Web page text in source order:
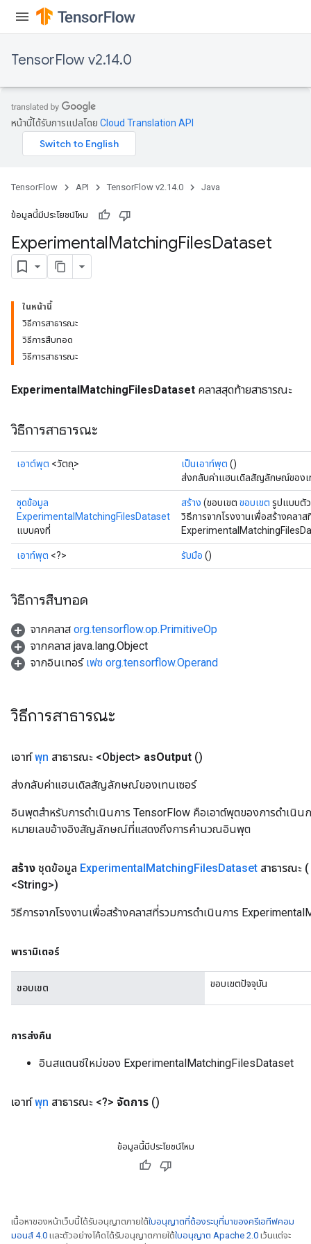
TensorFlow v2.14.0
หน้านี้ได้รับการแปลโดย Cloud Translation API
TensorFlow API TensorFlow v2.14.0 Java
ข้อมูลนี้มีประโยชน์ไหม
ExperimentalMatchingFilesDataset
ในหน้านี้
วิธีการสาธารณะ
วิธีการสืบทอด
วิธีการสาธารณะ
ExperimentalMatchingFilesDataset คลาสสุดท้ายสาธารณะ
วิธีการสาธารณะ
เอาต์พุต <วัตถุ> เป็นเอาท์พุต ()
ส่งกลับค่าแฮนเดิลสัญลักษณ์ของเ
ชุดข้อมูล
ExperimentalMatchingFilesDataset
แบบคงที่
สร้าง (ขอบเขต ขอบเขต รูปแบบตั
วิธีการจากโรงงานเพื่อสร้างคลาส
เอาท์พุต <?> รับมือ ()
วิธีการสืบทอด
จากคลาส org.tensorflow.op.PrimitiveOp
จากคลาส java.lang.Object
จากอินเทอร์ เฟซ org.tensorflow.Operand
วิธีการสาธารณะ
เอาท์พุท สาธารณะ <Object> asOutput ()
ส่งกลับค่าแฮนเดิลสัญลักษณ์ของเทนเซอร์
อินพุตสำหรับการดำเนินการ TensorFlow คือเอาต์พุตของการดำเนิน
หมายเลขอ้างอิงสัญลักษณ์ที่แสดงถึงการคำนวณอินพุต
สร้าง ชุดข้อมูล ExperimentalMatchingFilesDataset สาธารณะ (
<String>)
วิธีการจากโรงงานเพื่อสร้างคลาสที่รวมการดำเนินการ
พารามิเตอร์
ขอบเขต ขอบเขตปัจจุบัน
การส่งคืน
อินสแตนซ์ใหม่ของ ExperimentalMatchingFilesDataset
เอาท์พุท สาธารณะ <?> จัดการ ()
ข้อมูลนี้มีประโยชน์ไหม
เนื้อหาของหน้าเว็บนี้ได้รับอนุญาตภายใต้ใบอนุญาตที่ต้องระบุที่มาของครีเอทีฟคอม
มอนส์ 4.0 และตัวอย่างโค้ดได้รับอนุญาตภายใต้ใบอนุญาต Apache 2.0 เว้นแต่จะ